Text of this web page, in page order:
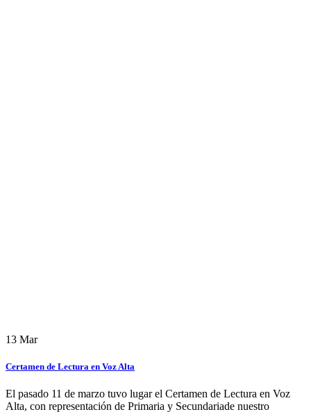
13 Mar
Certamen de Lectura en Voz Alta
El pasado 11 de marzo tuvo lugar el Certamen de Lectura en Voz
Alta, con representación de Primaria y Secundariade nuestro